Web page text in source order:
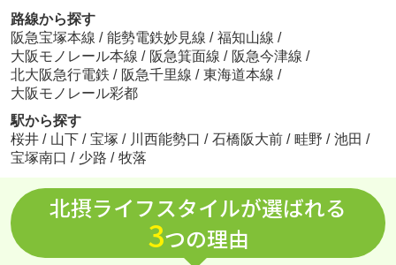
路線から探す
阪急宝塚本線 / 能勢電鉄妙見線 / 福知山線 /
大阪モノレール本線 / 阪急箕面線 / 阪急今津線 /
北大阪急行電鉄 / 阪急千里線 / 東海道本線 /
大阪モノレール彩都
駅から探す
桜井 / 山下 / 宝塚 / 川西能勢口 / 石橋阪大前 / 畦野 / 池田 /
宝塚南口 / 少路 / 牧落
北摂ライフスタイルが選ばれる
3つの理由